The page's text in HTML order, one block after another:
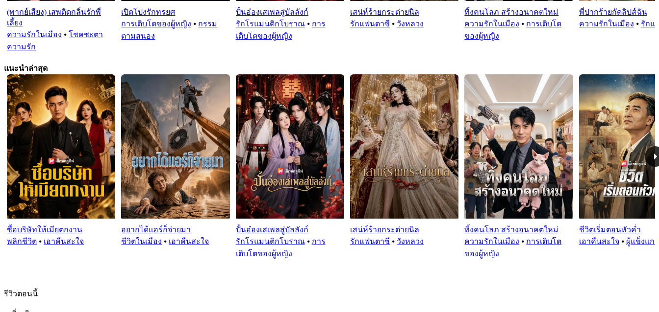
(พากย์เสียง) เสพติดกลิ่นรักพี่
เลี้ยง
ความรักในเมือง ⦁ โชคชะตา
ความรัก
เปิดโปงรักทรยศ
การเติบโตของผู้หญิง ⦁ กรรม
ตามสนอง
ปั้นอ๋องเสเพลสู่บัลลังก์
รักโรแมนติกโบราณ⦁ การ
เติบโตของผู้หญิง
เสน่ห์ร้ายกระต่ายนิล
รักแฟนตาซี ⦁ วังหลวง
ทิ้งคนโลภ สร้างอนาคตใหม่
ความรักในเมือง ⦁ การเติบโต
ของผู้หญิง
พี่ปากร้ายกัดลิปส์ฉัน
ความรักในเมือง ⦁ รักแ
แนะนำล่าสุด
ซื้อบริษัทให้เมียตกงาน
พลิกชีวิต ⦁ เอาคืนสะใจ
อยากได้แอร์ก็จ่ายมา
ชีวิตในเมือง ⦁ เอาคืนสะใจ
ปั้นอ๋องเสเพลสู่บัลลังก์
รักโรแมนติกโบราณ⦁ การ
เติบโตของผู้หญิง
เสน่ห์ร้ายกระต่ายนิล
รักแฟนตาซี ⦁ วังหลวง
ทิ้งคนโลภ สร้างอนาคตใหม่
ความรักในเมือง ⦁ การเติบโต
ของผู้หญิง
ชีวิตเริ่มตอนหัวค่ำ
เอาคืนสะใจ ⦁ ผู้แข็งแก
รีวิวตอนนี้